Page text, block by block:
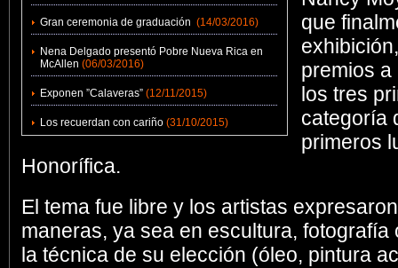
Gran ceremonia de graduación (14/03/2016)
Nena Delgado presentó Pobre Nueva Rica en
McAllen (06/03/2016)
Exponen ”Calaveras” (12/11/2015)
Los recuerdan con cariño (31/10/2015)
que
premios
los tres
categoría
primeros
Honorífica.
El tema fue libre y los artistas
maneras, ya sea en escultura,
la técnica de su elección (óleo, pintura